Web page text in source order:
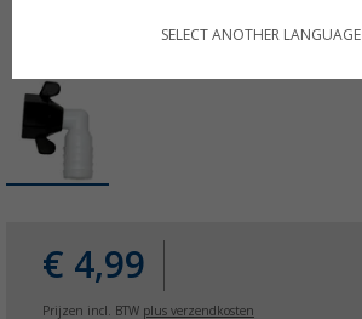
€ 4,99
Prijzen incl. BTW plus verzendkosten
SELECT ANOTHER LANGUAGE